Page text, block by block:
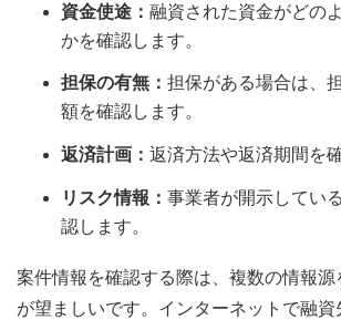
資金使途： 融資された資金がどの
かを確認します。
担保の有無： 担保がある場合は、
額を確認します。
返済計画： 返済方法や返済期間を
リスク情報： 事業者が開示してい
認します。
案件情報を確認する際は、複数の情報源
が望ましいです。インターネットで融